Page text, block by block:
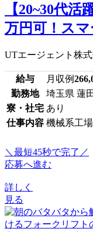
【20~30代
万円可！ス
UTエージェント株
給与 月収例
勤務地
埼玉県 蓮
寮・社宅 あり
仕事内容 機械系工
＼最短45秒で完了／
応募へ進む
詳しく
見る